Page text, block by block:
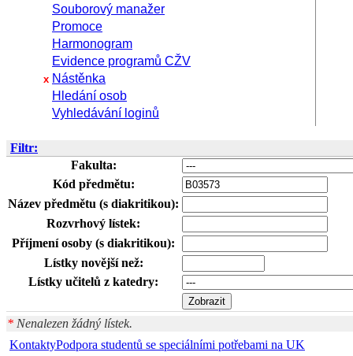
Souborový manažer
Promoce
Harmonogram
Evidence programů CŽV
x Nástěnka
Hledání osob
Vyhledávání loginů
Filtr:
Fakulta:
Kód předmětu:
Název předmětu (s diakritikou):
Rozvrhový lístek:
Příjmení osoby (s diakritikou):
Lístky novější než:
Lístky učitelů z katedry:
* Nenalezen žádný lístek.
KontaktyPodpora studentů se speciálními potřebami na UK